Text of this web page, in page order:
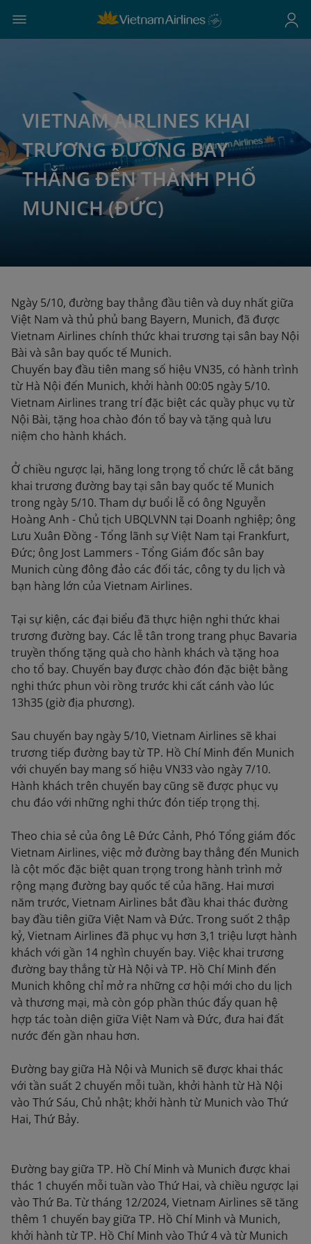
VIETNAM AIRLINES KHAI
TRƯƠNG ĐƯỜNG BAY
THẲNG ĐẾN THÀNH PHỐ
MUNICH (ĐỨC)
Ngày 5/10, đường bay thẳng đầu tiên và duy nhất giữa
Việt Nam và thủ phủ bang Bayern, Munich, đã được
Vietnam Airlines chính thức khai trương tại sân bay Nội
Bài và sân bay quốc tế Munich.
Chuyến bay đầu tiên mang số hiệu VN35, có hành trình
từ Hà Nội đến Munich, khởi hành 00:05 ngày 5/10.
Vietnam Airlines trang trí đặc biệt các quầy phục vụ từ
Nội Bài, tặng hoa chào đón tổ bay và tặng quà lưu
niệm cho hành khách.
Ở chiều ngược lại, hãng long trọng tổ chức lễ cắt băng
khai trương đường bay tại sân bay quốc tế Munich
trong ngày 5/10. Tham dự buổi lễ có ông Nguyễn
Hoàng Anh - Chủ tịch UBQLVNN tại Doanh nghiệp; ông
Lưu Xuân Đồng - Tổng lãnh sự Việt Nam tại Frankfurt,
Đức; ông Jost Lammers - Tổng Giám đốc sân bay
Munich cùng đông đảo các đối tác, công ty du lịch và
bạn hàng lớn của Vietnam Airlines.
Tại sự kiện, các đại biểu đã thực hiện nghi thức khai
trương đường bay. Các lễ tân trong trang phục Bavaria
truyền thống tặng quà cho hành khách và tặng hoa
cho tổ bay. Chuyến bay được chào đón đặc biệt bằng
nghi thức phun vòi rồng trước khi cất cánh vào lúc
13h35 (giờ địa phương).
Sau chuyến bay ngày 5/10, Vietnam Airlines sẽ khai
trương tiếp đường bay từ TP. Hồ Chí Minh đến Munich
với chuyến bay mang số hiệu VN33 vào ngày 7/10.
Hành khách trên chuyến bay cũng sẽ được phục vụ
chu đáo với những nghi thức đón tiếp trọng thị.
Theo chia sẻ của ông Lê Đức Cảnh, Phó Tổng giám đốc
Vietnam Airlines, việc mở đường bay thẳng đến Munich
là cột mốc đặc biệt quan trọng trong hành trình mở
rộng mạng đường bay quốc tế của hãng. Hai mươi
năm trước, Vietnam Airlines bắt đầu khai thác đường
bay đầu tiên giữa Việt Nam và Đức. Trong suốt 2 thập
kỷ, Vietnam Airlines đã phục vụ hơn 3,1 triệu lượt hành
khách với gần 14 nghìn chuyến bay. Việc khai trương
đường bay thẳng từ Hà Nội và TP. Hồ Chí Minh đến
Munich không chỉ mở ra những cơ hội mới cho du lịch
và thương mại, mà còn góp phần thúc đẩy quan hệ
hợp tác toàn diện giữa Việt Nam và Đức, đưa hai đất
nước đến gần nhau hơn.
Đường bay giữa Hà Nội và Munich sẽ được khai thác
với tần suất 2 chuyến mỗi tuần, khởi hành từ Hà Nội
vào Thứ Sáu, Chủ nhật; khởi hành từ Munich vào Thứ
Hai, Thứ Bảy.
Đường bay giữa TP. Hồ Chí Minh và Munich được khai
thác 1 chuyến mỗi tuần vào Thứ Hai, và chiều ngược lại
vào Thứ Ba. Từ tháng 12/2024, Vietnam Airlines sẽ tăng
thêm 1 chuyến bay giữa TP. Hồ Chí Minh và Munich,
khởi hành từ TP. Hồ Chí Minh vào Thứ 4 và từ Munich